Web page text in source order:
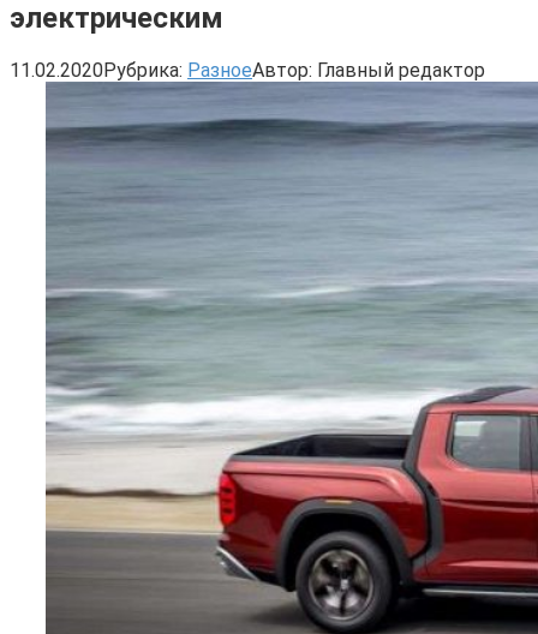
электрическим
11.02.2020Рубрика: РазноеАвтор: Главный редактор